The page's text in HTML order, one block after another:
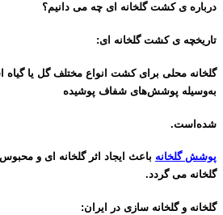
درباره ی کشت گلخانه ای چه می دانیم؟
تاریخچه ی کشت گلخانه ای:
گلخانه محلی برای کشت انواع مختلف گل یا
به‌وسیله پوشش‌های شفاف پوشیده
شده‌است.
پوشش گلخانه باعث ایجاد اثر گلخانه ای و
گلخانه می گردد.
گلخانه و گلخانه سازی در ایران: